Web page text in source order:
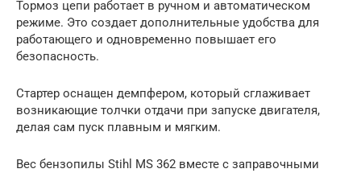
Тормоз цепи работает в ручном и автоматическом
режиме. Это создает дополнительные удобства для
работающего и одновременно повышает его
безопасность.
Стартер оснащен демпфером, который сглаживает
возникающие толчки отдачи при запуске двигателя,
делая сам пуск плавным и мягким.
Вес бензопилы Stihl MS 362 вместе с заправочными